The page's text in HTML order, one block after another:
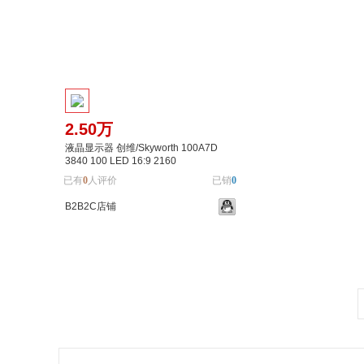
2.50万
液晶显示器 创维/Skyworth 100A7D
3840 100 LED 16:9 2160
已有0人评价 已销0
B2B2C店铺